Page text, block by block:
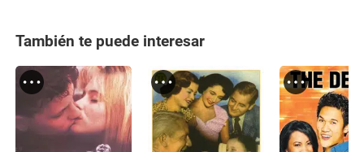
También te puede interesar